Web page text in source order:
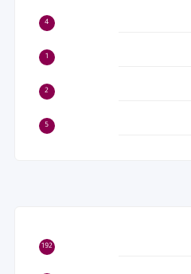
4
1
2
5
192